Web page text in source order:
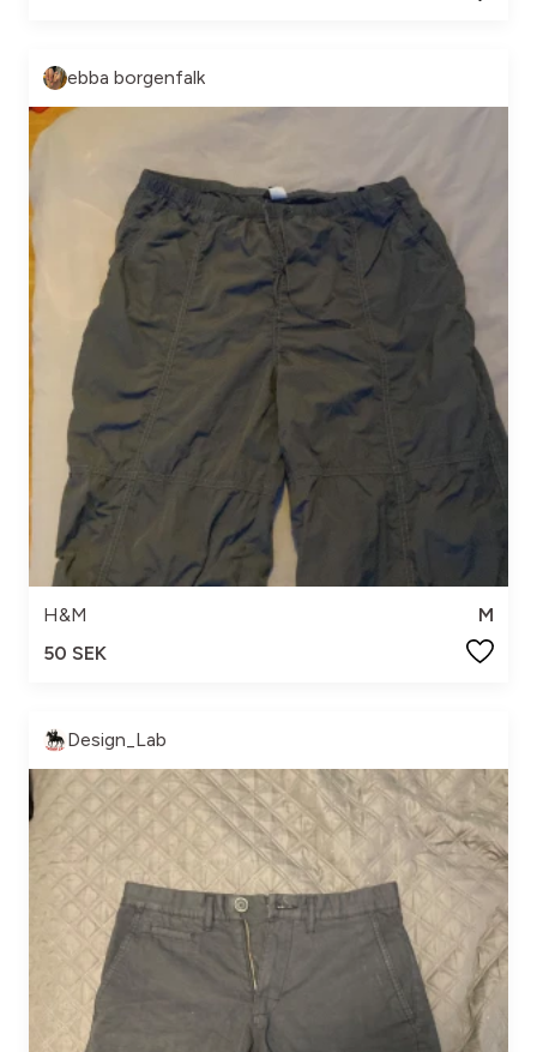
ebba borgenfalk
H&M
M
50 SEK
Design_Lab